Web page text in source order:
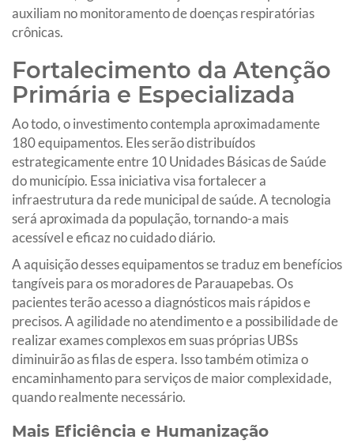
auxiliam no monitoramento de doenças respiratórias
crônicas.
Fortalecimento da Atenção
Primária e Especializada
Ao todo, o investimento contempla aproximadamente
180 equipamentos. Eles serão distribuídos
estrategicamente entre 10 Unidades Básicas de Saúde
do município. Essa iniciativa visa fortalecer a
infraestrutura da rede municipal de saúde. A tecnologia
será aproximada da população, tornando-a mais
acessível e eficaz no cuidado diário.
A aquisição desses equipamentos se traduz em benefícios
tangíveis para os moradores de Parauapebas. Os
pacientes terão acesso a diagnósticos mais rápidos e
precisos. A agilidade no atendimento e a possibilidade de
realizar exames complexos em suas próprias UBSs
diminuirão as filas de espera. Isso também otimiza o
encaminhamento para serviços de maior complexidade,
quando realmente necessário.
Mais Eficiência e Humanização